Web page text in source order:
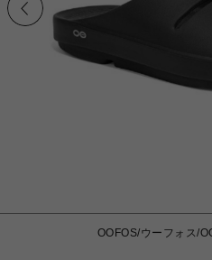
OOFOS/ウーフォス/